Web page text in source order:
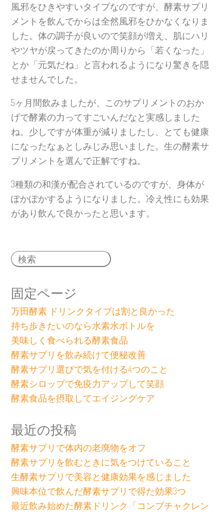
風邪をひきやすいタイプなのですが、酵素サプリ
メントを飲んでからは全然風邪をひかなくなりま
した。体の調子が良いので笑顔が増え、肌にハリ
やツヤが戻ってきたのか周りから「若くなった」
とか「元気だね」と言われるようになり驚きを隠
せませんでした。
5ヶ月間飲みましたが、このサプリメントのおか
げで酵素の力ってすごいんだなと実感しました
ね。少しですが体重が減りましたし、とても健康
になったなぁとしみじみ思いました。生の酵素サ
プリメントを選んで正解ですね。
3種類の和漢が配合されているのですが、身体が
ぽかぽかするようになりました。冷え性にも効果
があり飲んで良かったと思います。
固定ページ
万田酵素 ドリンクタイプは割と良かった
持ち歩きたいのなら水素水ボトルを
美味しく食べられる酵素食品
酵素サプリを飲み続けて便秘改善
酵素サプリ選びで気を付ける4つのこと
酵素シロップで免疫力アップして笑顔
酵素食品を摂取してエイジングケア
最近の投稿
酵素サプリで体内の老廃物をオフ
酵素サプリを飲むときに気をつけていること
生酵素サプリで美容と健康効果を感じました
興味本位で飲んだ酵素サプリで得た効果3つ
最近飲み始めた酵素ドリンク「コンブチャクレン